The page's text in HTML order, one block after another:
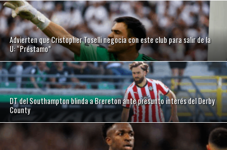
Advierten que Cristopher Toselli negocia con este club para salir de la
U: “Préstamo”
DT del Southampton blinda a Brereton ante presunto interés del Derby
County